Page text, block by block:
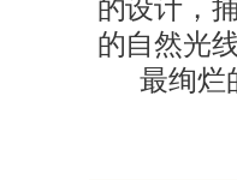
的设计，
的自然光
最绚烂